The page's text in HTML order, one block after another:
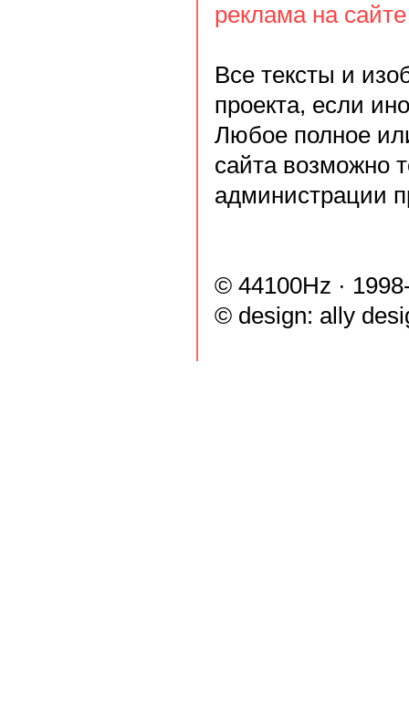
реклама на сайте
Все тексты и
проекта, если
Любое полное
сайта возможно
администрации
© 44100Hz ·
© design: ally